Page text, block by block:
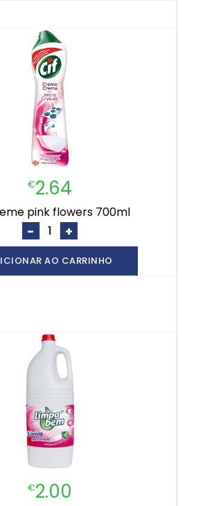
€2.64
pink flowers 700ml
- +
AO CARRINHO
€2.00